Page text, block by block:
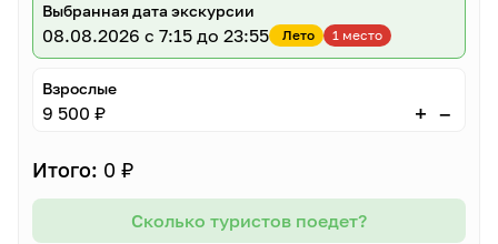
Выбранная дата экскурсии
08.08.2026 с 7:15 до 23:55 Лето 1 место
Взрослые
9 500 ₽ + –
Итого: 0 ₽
Сколько туристов поедет?